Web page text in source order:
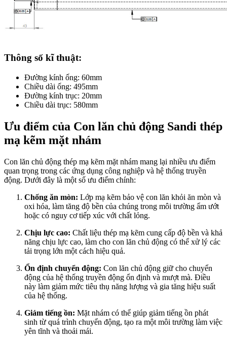
Thông số kĩ thuật:
Đường kính ống: 60mm
Chiều dài ống: 495mm
Đường kính trục: 20mm
Chiều dài trục: 580mm
Ưu điểm của Con lăn chủ động Sandi thép
mạ kẽm mặt nhám
Con lăn chủ động thép mạ kẽm mặt nhám mang lại nhiều ưu điểm
quan trọng trong các ứng dụng công nghiệp và hệ thống truyền
động. Dưới đây là một số ưu điểm chính:
Chống ăn mòn: Lớp mạ kẽm bảo vệ con lăn khỏi ăn mòn và
oxi hóa, làm tăng độ bền của chúng trong môi trường ẩm ướt
hoặc có nguy cơ tiếp xúc với chất lỏng.
Chịu lực cao: Chất liệu thép mạ kẽm cung cấp độ bền và khả
năng chịu lực cao, làm cho con lăn chủ động có thể xử lý các
tải trọng lớn một cách hiệu quả.
Ổn định chuyển động: Con lăn chủ động giữ cho chuyển
động của hệ thống truyền động ổn định và mượt mà. Điều
này làm giảm mức tiêu thụ năng lượng và gia tăng hiệu suất
của hệ thống.
Giảm tiếng ồn: Mặt nhám có thể giúp giảm tiếng ồn phát
sinh từ quá trình chuyển động, tạo ra một môi trường làm việc
yên tĩnh và thoải mái.